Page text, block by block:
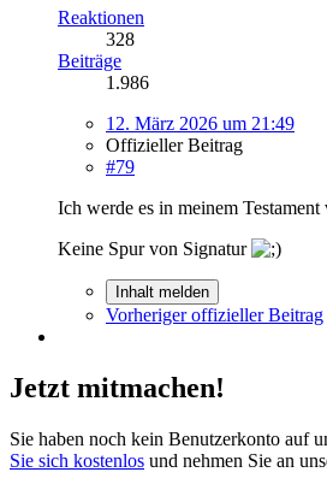
Reaktionen
328
Beiträge
1.986
12. März 2026 um 21:49
Offizieller Beitrag
#79
Ich werde es in meinem Testament
Keine Spur von Signatur
Inhalt melden
Vorheriger offizieller Beitrag
Jetzt mitmachen!
Sie haben noch kein Benutzerkonto auf
Sie sich kostenlos und nehmen Sie an